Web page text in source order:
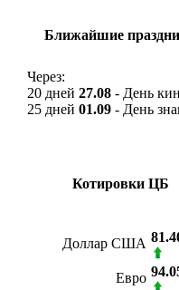
Ближайшие
Через:
20 дней 27.08 - День
25 дней 01.09 - День
Котировки ЦБ
Доллар США
Евро